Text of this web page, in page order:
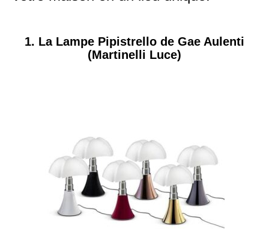
1. La Lampe Pipistrello de Gae Aulenti
(Martinelli Luce)